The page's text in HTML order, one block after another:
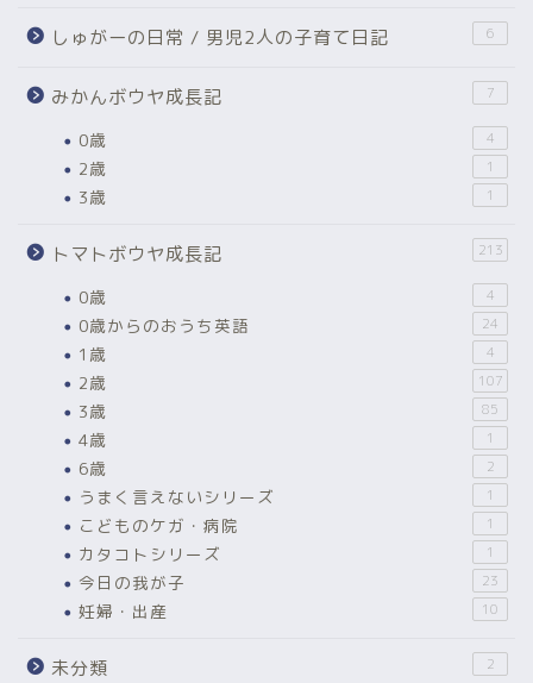
しゅがーの日常 / 男児2人の子育て日記 6
みかんボウヤ成長記 7
0歳 4
2歳 1
3歳 1
トマトボウヤ成長記 213
0歳 4
0歳からのおうち英語 24
1歳 4
2歳 107
3歳 85
4歳 1
6歳 2
うまく言えないシリーズ 1
こどものケガ・病院 1
カタコトシリーズ 1
今日の我が子 23
妊婦・出産 10
未分類 2